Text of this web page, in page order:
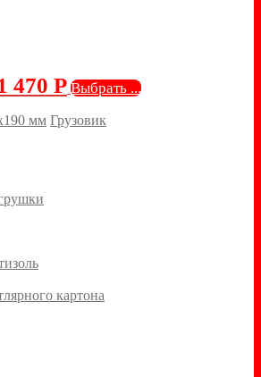
470 Р Выбрать ...
мм Грузовик
картона